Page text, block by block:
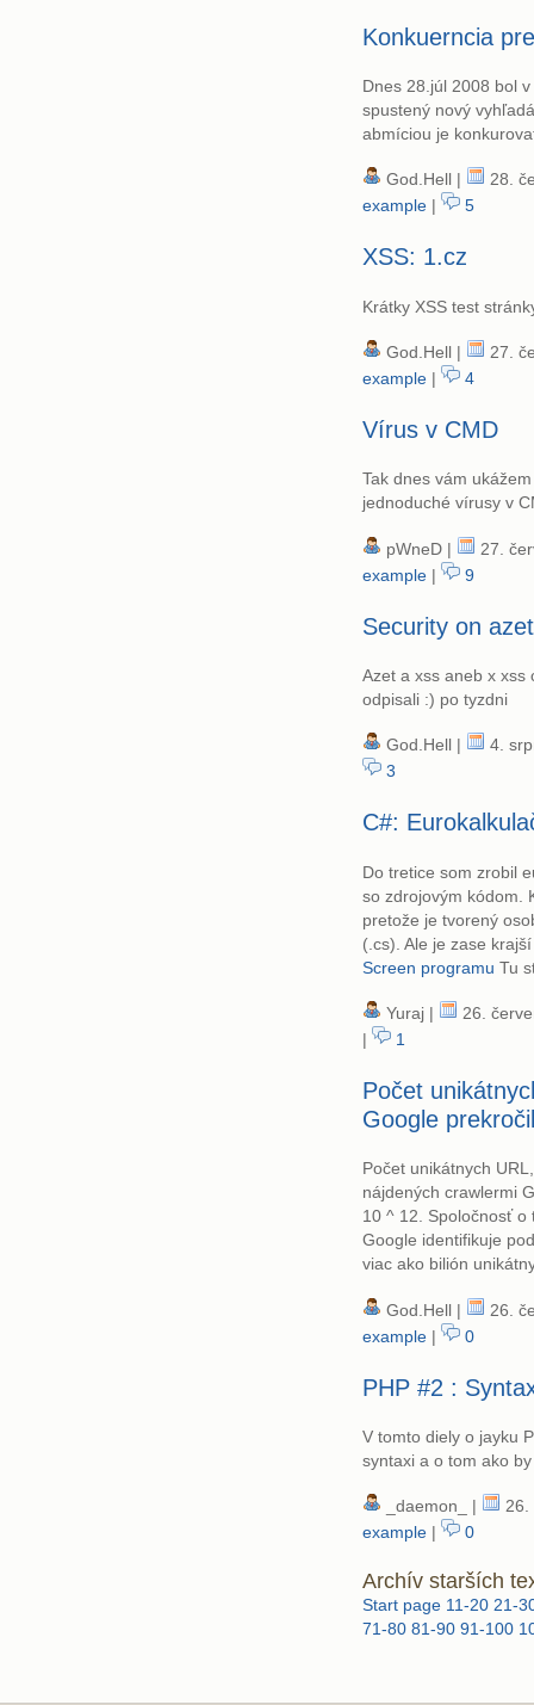
Konkuerncia
Dnes 28.júl 2008 bol
spustený nový
abmíciou je
God.Hell |
28.
example | 5
XSS: 1.cz
Krátky XSS test
God.Hell |
27.
example | 4
Vírus v CMD
Tak dnes vám
jednoduché vírusy v
pWneD |
27.
example | 9
Security on
Azet a xss aneb x xss
odpisali :) po tyzdni
God.Hell |
4.
3
C#:
Do tretice som zrobil
so zdrojovým kódom.
pretože je tvorený
(.cs). Ale je zase
Screen programu Tu
Yuraj |
26.
|
1
Počet
Google
Počet unikátnych
nájdených crawlermi
10 ^ 12. Spoločnosť o
Google identifikuje
viac ako bilión
God.Hell |
26.
example | 0
PHP #2 :
V tomto diely o jayku
syntaxi a o tom ako
_daemon_ |
26.
example | 0
Archív starších
Start page 11-20 21-
71-80 81-90 91-100